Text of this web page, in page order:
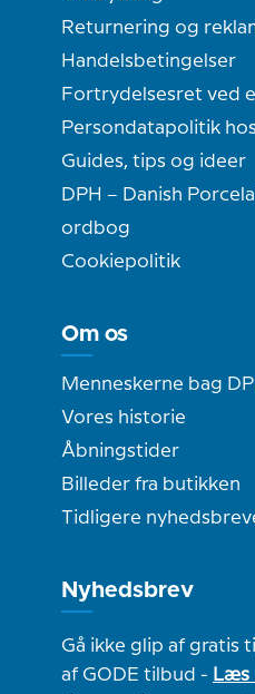
Returnering og
Handelsbetingelser
Fortrydelsesret ved
Persondatapolitik
Guides, tips og ideer
DPH – Danish
ordbog
Cookiepolitik
Om os
Menneskerne bag
Vores historie
Åbningstider
Billeder fra butikken
Tidligere
Nyhedsbrev
Gå ikke glip af gratis
af GODE tilbud - Læs